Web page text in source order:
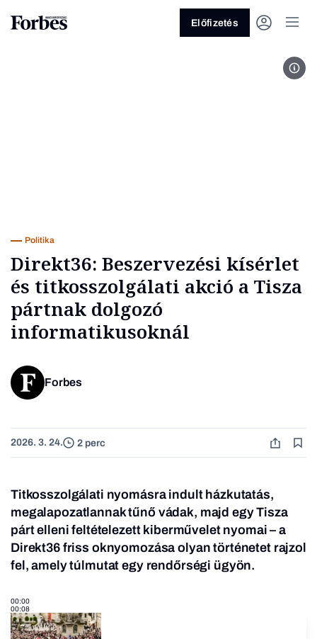
Előfizetés
Politika
Direkt36: Beszervezési kísérlet
és titkosszolgálati akció a Tisza
pártnak dolgozó
informatikusoknál
Forbes
2026. 3. 24. 2 perc
Titkosszolgálati nyomásra indult házkutatás,
megalapozatlannak tűnő vádak, majd egy Tisza
párt elleni feltételezett kiberművelet nyomai – a
Direkt36 friss oknyomozása olyan történetet rajzol
fel, amely túlmutat egy rendőrségi ügyön.
00:00
00:08